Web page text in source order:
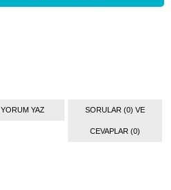
YORUM YAZ SORULAR (0) VE
CEVAPLAR (0)